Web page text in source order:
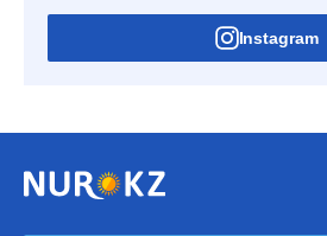
Instagram